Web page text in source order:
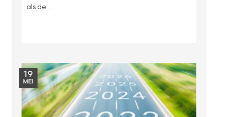
als de…
19
MEI